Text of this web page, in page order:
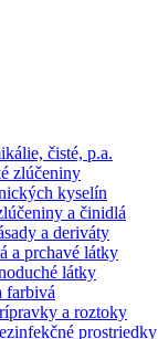
čisté, p.a.
zlúčeniny
kyselín
a činidlá
a deriváty
a prchavé látky
látky
farbivá
a roztoky
prostriedky